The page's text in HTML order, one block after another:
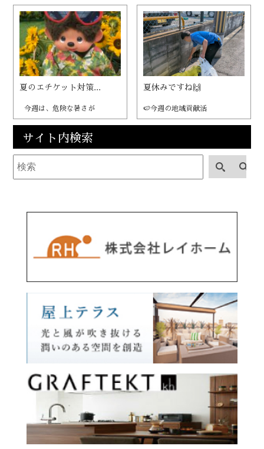
夏のエチケット対策...
今週は、危険な暑さが
夏休みですね🙌
🍉今週の地域貢献活
サイト内検索